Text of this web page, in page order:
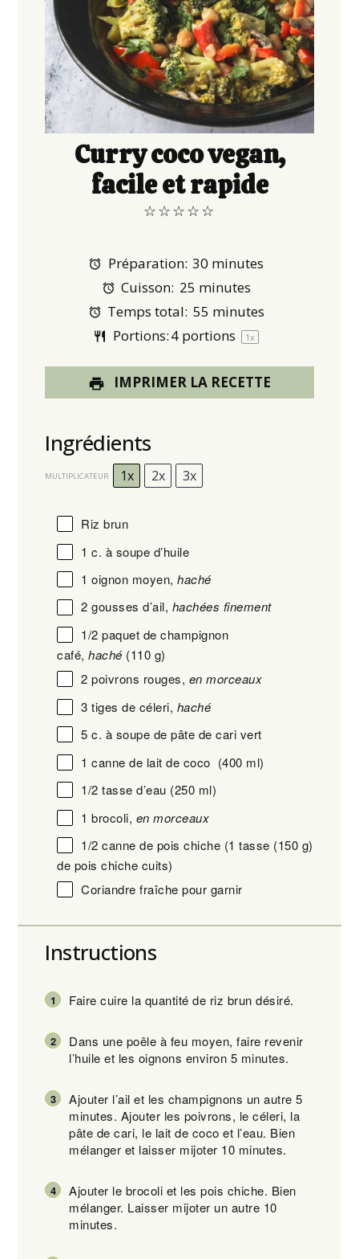
Curry coco vegan,
facile et rapide
☆
☆
☆
☆
☆
Préparation: 30 minutes
Cuisson: 25 minutes
Temps total: 55 minutes
Portions:4 portions 1x
IMPRIMER LA RECETTE
Ingrédients
MULTIPLICATEUR 1x 2x 3x
Riz brun
1 c. à soupe d’huile
1 oignon moyen,haché
2 gousses d’ail, hachées finement
1/2 paquet de champignon
café,haché (110 g)
2 poivrons rouges, en morceaux
3 tiges de céleri, haché
5 c. à soupe de pâte de cari vert
1 canne de lait de coco (400 ml)
1/2 tasse d’eau (250 ml)
1 brocoli, en morceaux
1/2 canne de pois chiche (1 tasse (150 g)
de pois chiche cuits)
Coriandre fraîche pour garnir
Instructions
Faire cuire la quantité de riz brun désiré.
Dans une poêle à feu moyen, faire revenir
l’huile et les oignons environ 5 minutes.
Ajouter l’ail et les champignons un autre 5
minutes. Ajouter les poivrons, le céleri, la
pâte de cari, le lait de coco et l’eau. Bien
mélanger et laisser mijoter 10 minutes.
Ajouter le brocoli et les pois chiche. Bien
mélanger. Laisser mijoter un autre 10
minutes.